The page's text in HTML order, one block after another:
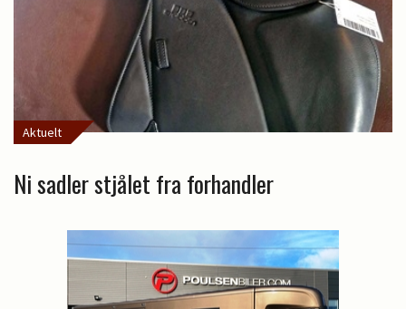
Aktuelt
Ni sadler stjålet fra forhandler